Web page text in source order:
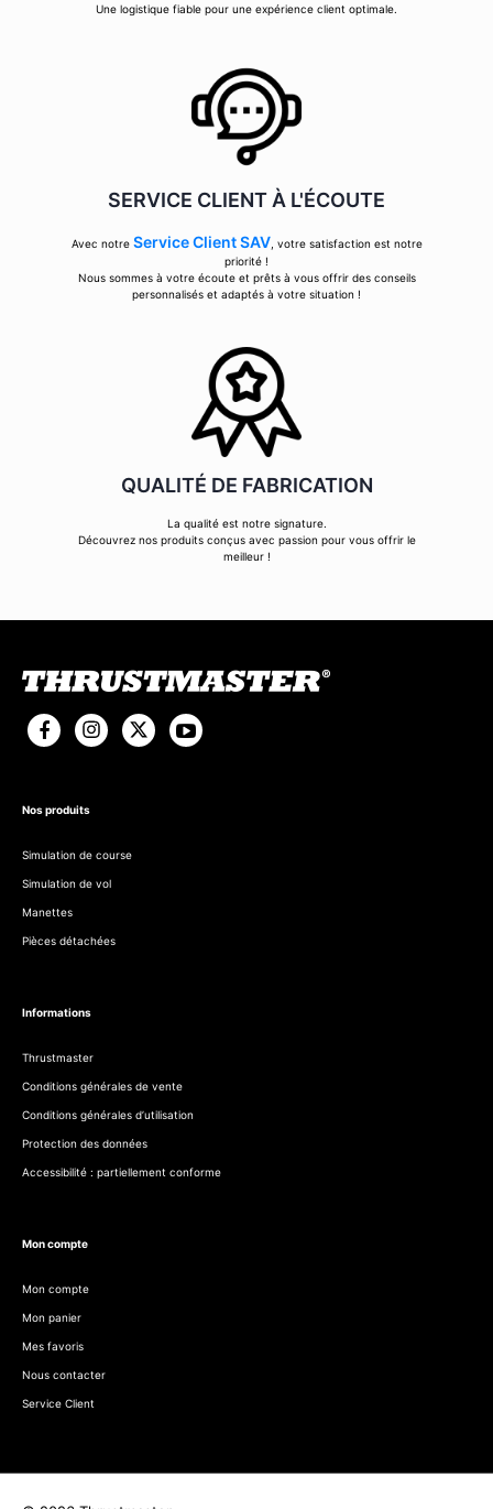
Une logistique fiable pour une expérience client optimale.
SERVICE CLIENT À L'ÉCOUTE
Avec notre Service Client SAV, votre satisfaction est notre
priorité !
Nous sommes à votre écoute et prêts à vous offrir des conseils
personnalisés et adaptés à votre situation !
QUALITÉ DE FABRICATION
La qualité est notre signature.
Découvrez nos produits conçus avec passion pour vous offrir le
meilleur !
Nos produits
Simulation de course
Simulation de vol
Manettes
Pièces détachées
Informations
Thrustmaster
Conditions générales de vente
Conditions générales d’utilisation
Protection des données
Accessibilité : partiellement conforme
Mon compte
Mon compte
Mon panier
Mes favoris
Nous contacter
Service Client